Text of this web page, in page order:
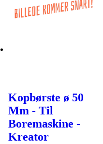
Kopbørste ø 50
Mm - Til
Boremaskine -
Kreator